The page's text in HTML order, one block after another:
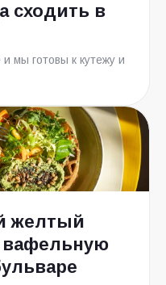
сходить в
мы готовы к кутежу и
желтый
вафельную